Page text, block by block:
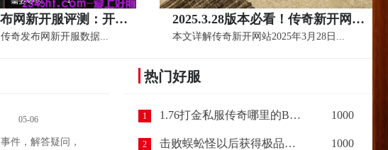
2025传奇发布网新开服评测：开天魂环隐藏属性与职业适配全解析
奇发布网新开服数据...
2025.3.28版本必看！传奇新开网站新人三天冲级指南
本文详解传奇新开网站2025年3月28日...
05-06
件，解答疑问，
热门好服
1 1.76打金私服传奇哪里的BOSS最容易爆出装备呢？ 1000
2 击败蜈蚣怪以后获得极品装备，让我惊喜（下篇） 1000